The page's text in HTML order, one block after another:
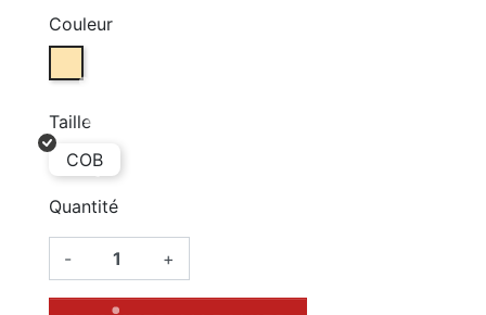
Couleur
CHAMPAGNE (W013)
Taille
COB
Quantité
- +